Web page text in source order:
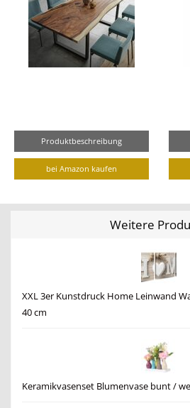
Produktbeschreibung
bei Amazon kaufen
Weitere
XXL 3er Kunstdruck Home Leinwand
40 cm
Keramikvasenset Blumenvase bunt /